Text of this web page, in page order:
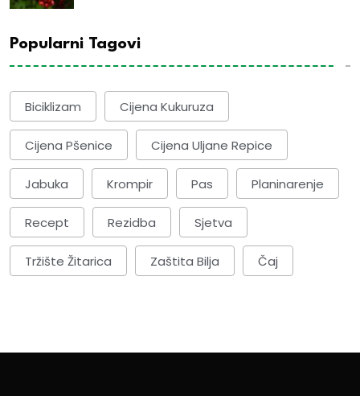
Popularni Tagovi
Biciklizam Cijena Kukuruza
Cijena Pšenice Cijena Uljane Repice
Jabuka Krompir Pas Planinarenje
Recept Rezidba Sjetva
Tržište Žitarica Zaštita Bilja Čaj